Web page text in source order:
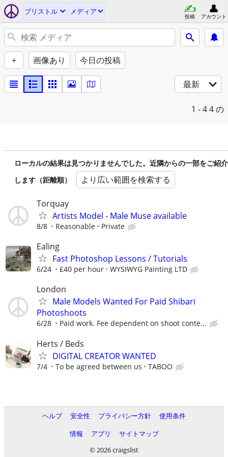
ブリストル メディア
投稿 アカウント
+ 画像あり 今日の投稿
最新
1 - 44 の
ローカルの結果は見つかりませんでした。近隣からの一部をご紹介
します（距離順）
より広い範囲を検索する
Torquay
Artists Model - Male Muse available
8/8 Reasonable Private
Ealing
Fast Photoshop Lessons / Tutorials
6/24 £40 per hour WYSIWYG Painting LTD
London
Male Models Wanted For Paid Shibari
Photoshoots
6/28 Paid work. Fee dependent on shoot conte...
Herts / Beds
DIGITAL CREATOR WANTED
7/4 To be agreed between us TABOO
ヘルプ 安全性 プライバシー方針
使用条件
情報
アプリ
サイトマップ
© 2026 craigslist